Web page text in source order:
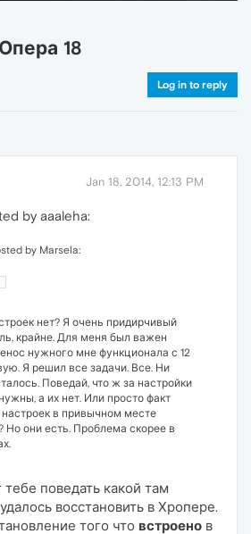
18
Log in to reply
Jan 18, 2014, 12:13 PM
by aaaleha:
by Marsela:
нет? Я очень придирчивый
крайне. Для меня был важен
нужного мне функционала с 12
Я решил все задачи. Все. Ни
Поведай, что ж за настройки
а их нет. Или просто факт
настроек в привычном месте
Но они есть. Проблема скорее в
поведать какой там
восстановить в Хропере.
того что встроено в